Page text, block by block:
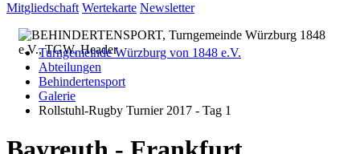
Mitgliedschaft Wertekarte Newsletter
Turngemeinde Würzburg von 1848 e.V.
Abteilungen
Behindertensport
Galerie
Rollstuhl-Rugby Turnier 2017 - Tag 1